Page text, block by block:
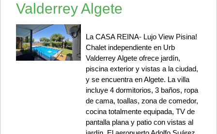
Valderrey Algete
La CASA REINA- Lujo View Pisina!
Chalet independiente en Urb
Valderrey Algete ofrece jardín,
piscina exterior y vistas a la ciudad,
y se encuentra en Algete. La villa
incluye 4 dormitorios, 3 baños, ropa
de cama, toallas, zona de comedor,
cocina totalmente equipada, TV de
pantalla plana y patio con vistas al